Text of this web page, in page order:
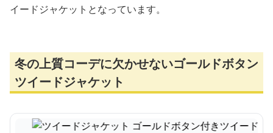
イードジャケットとなっています。
冬の上質コーデに欠かせないゴールドボタン
ツイードジャケット